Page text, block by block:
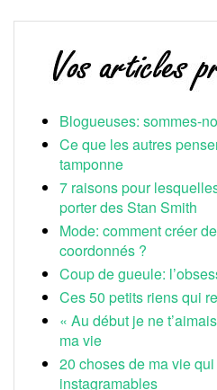
Blogueuses: sommes-
Ce que les autres
tamponne
7 raisons pour
porter des Stan Smith
Mode: comment créer
coordonnés ?
Coup de gueule:
Ces 50 petits riens qui
« Au début je ne
ma vie
20 choses de ma vie
instagramables